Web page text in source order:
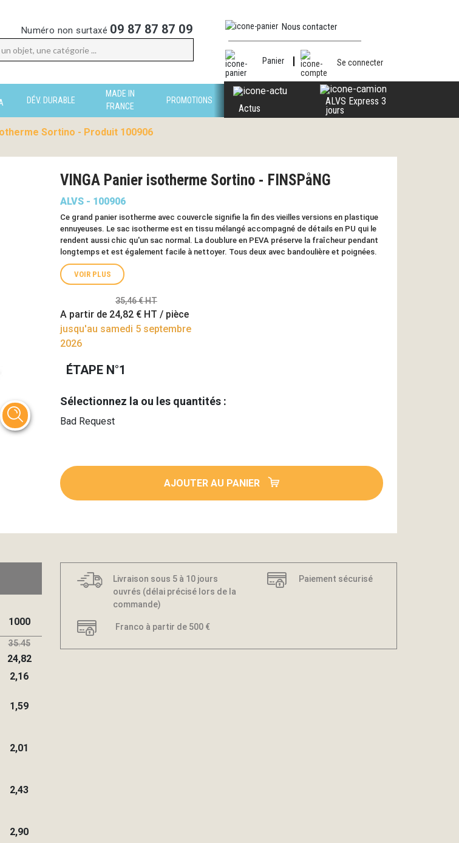
Numéro non surtaxé 09 87 87 87 09 Nous contacter
Panier Se connecter
DÉV. DURABLE
MADE IN
FRANCE
PROMOTIONS
Actus
ALVS Express 3
jours
Sortino - Produit 100906
VINGA Panier isotherme Sortino - FINSPåNG
ALVS - 100906
Ce grand panier isotherme avec couvercle signifie la fin des vieilles versions en plastique
ennuyeuses. Le sac isotherme est en tissu mélangé accompagné de détails en PU qui le
rendent aussi chic qu'un sac normal. La doublure en PEVA préserve la fraîcheur pendant
longtemps et est également facile à nettoyer. Tous deux avec bandoulière et poignées.
VOIR PLUS
35,46 € HT
A partir de 24,82 € HT / pièce
jusqu'au samedi 5 septembre
2026
ÉTAPE N°1
Sélectionnez la ou les quantités :
Bad Request
AJOUTER AU PANIER
1000
35.45
24,82
2,16
1,59
2,01
2,43
2,90
Livraison sous 5 à 10 jours
ouvrés (délai précisé lors de la
commande)
Paiement sécurisé
Franco à partir de 500 €